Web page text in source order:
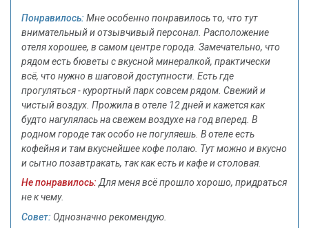
Понравилось: Мне особенно понравилось то, что тут
внимательный и отзывчивый персонал. Расположение
отеля хорошее, в самом центре города. Замечательно, что
рядом есть бюветы с вкусной минералкой, практически
всё, что нужно в шаговой доступности. Есть где
прогуляться - курортный парк совсем рядом. Свежий и
чистый воздух. Прожила в отеле 12 дней и кажется как
будто нагулялась на свежем воздухе на год вперед. В
родном городе так особо не погуляешь. В отеле есть
кофейня и там вкуснейшее кофе полаю. Тут можно и вкусно
и сытно позавтракать, так как есть и кафе и столовая.
Не понравилось: Для меня всё прошло хорошо, придраться
не к чему.
Совет: Однозначно рекомендую.